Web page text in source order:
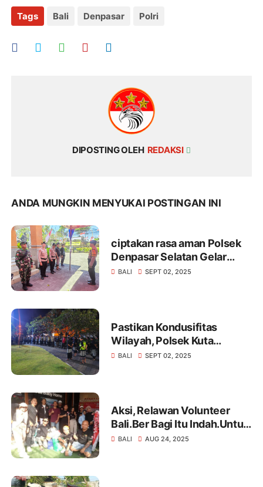
Tags Bali Denpasar Polri
DIPOSTING OLEH REDAKSI
ANDA MUNGKIN MENYUKAI POSTINGAN INI
ciptakan rasa aman Polsek
Denpasar Selatan Gelar
Patroli Bersama Jaga negeri
BALI SEPT 02, 2025
Pastikan Kondusifitas
Wilayah, Polsek Kuta
Selatan Gelar Patroli
BALI SEPT 02, 2025
Aksi, Relawan Volunteer
Bali.Ber Bagi Itu Indah.Untuk
Perlengkapan Alat Alat Bayi
BALI AUG 24, 2025